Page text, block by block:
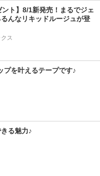
ント】8/1新発売！まるでジェ
んなリキッドルージュが登
ス
プを叶えるテープです♪
る魅力♪